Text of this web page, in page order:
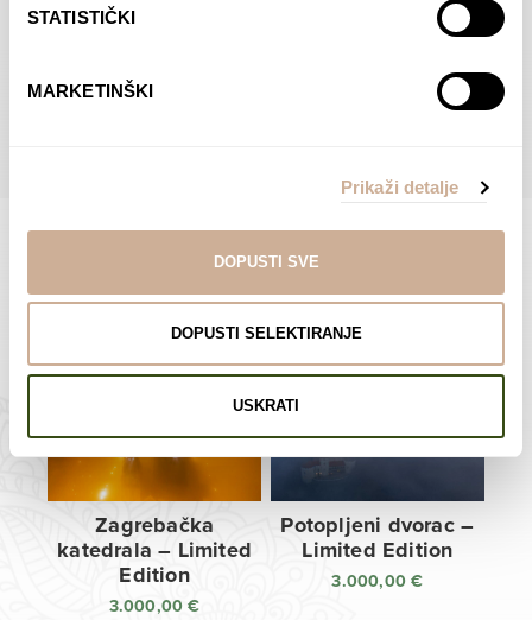
STATISTIČKI
MARKETINŠKI
Prikaži detalje
DOPUSTI SVE
DOPUSTI SELEKTIRANJE
USKRATI
ODABERI OPCIJE
od
75,00 €
do
138,00 €
ODABERI OPCIJE
POGLEDAJTE SVE PROIZVODE U OVOJ KATEGORIJI
Limited Edition Fotografije
Zagrebačka
katedrala – Limited
Edition
3.000,00€
Potopljeni dvorac –
Limited Edition
3.000,00€